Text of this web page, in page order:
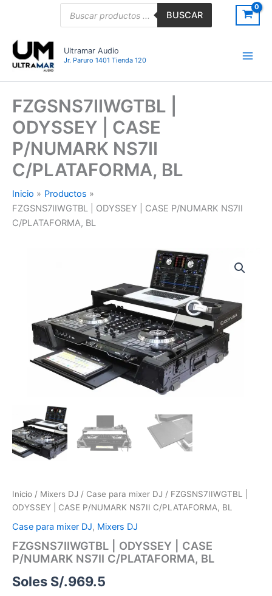
BUSCAR
Ultramar Audio
Jr. Paruro 1401 Tienda 120
FZGSNS7IIWGTBL |
ODYSSEY | CASE
P/NUMARK NS7II
C/PLATAFORMA, BL
Inicio
Productos
FZGSNS7IIWGTBL | ODYSSEY | CASE P/NUMARK NS7II
C/PLATAFORMA, BL
Inicio / Mixers DJ / Case para mixer DJ / FZGSNS7IIWGTBL |
ODYSSEY | CASE P/NUMARK NS7II C/PLATAFORMA, BL
Case para mixer DJ, Mixers DJ
FZGSNS7IIWGTBL | ODYSSEY | CASE
P/NUMARK NS7II C/PLATAFORMA, BL
Soles S/.969.5
NS7II
C/PLATAFORMA,
cantidad